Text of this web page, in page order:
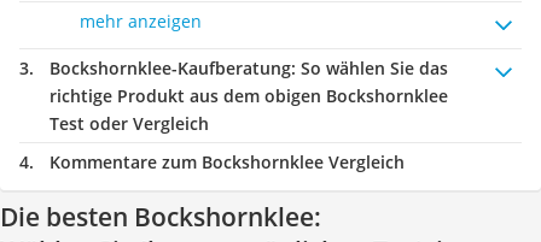
mehr anzeigen
Bockshornklee-Kaufberatung: So wählen Sie das
richtige Produkt aus dem obigen Bockshornklee
Test oder Vergleich
Kommentare zum Bockshornklee Vergleich
Die besten Bockshornklee: